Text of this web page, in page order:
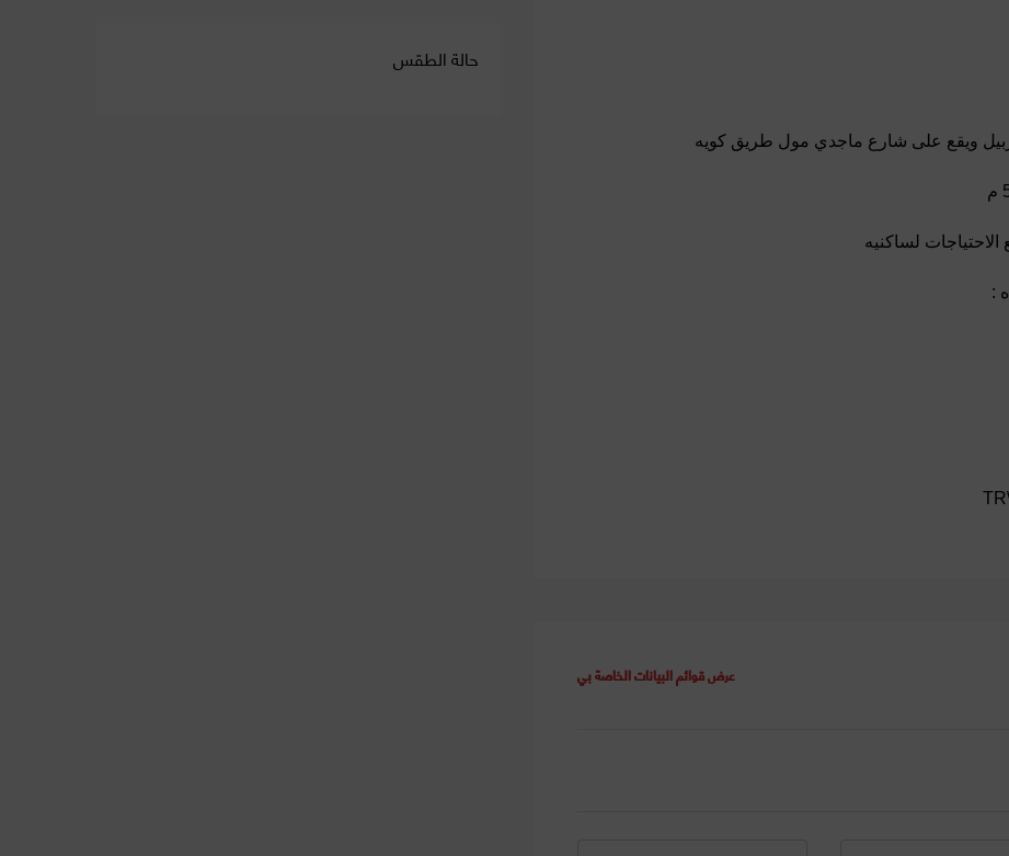
ويقع على شارع ماجدي مول طريق كويه
لساكنيه
:
عرض قوائم البيانات الخاصة بي
حالة الطقس